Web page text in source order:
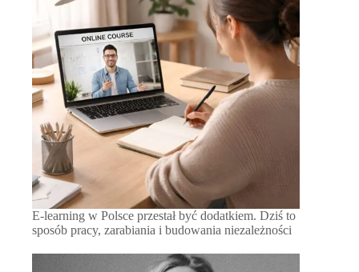
E-learning w Polsce przestał być dodatkiem. Dziś to
sposób pracy, zarabiania i budowania niezależności